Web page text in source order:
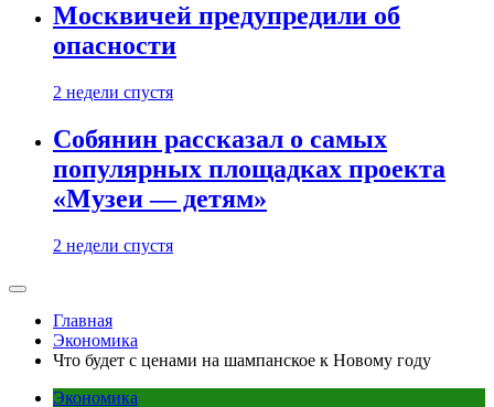
Москвичей предупредили об
опасности
2 недели спустя
Собянин рассказал о самых
популярных площадках проекта
«Музеи — детям»
2 недели спустя
Главная
Экономика
Что будет с ценами на шампанское к Новому году
Экономика